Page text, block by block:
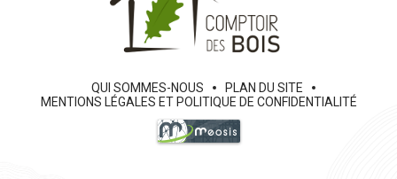
QUI SOMMES-NOUS
PLAN DU SITE
MENTIONS LÉGALES ET POLITIQUE DE CONFIDENTIALITÉ